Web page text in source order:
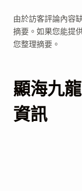
由於訪客評論內容
摘要。如果您能提
您整理摘要。
顯海九
資訊